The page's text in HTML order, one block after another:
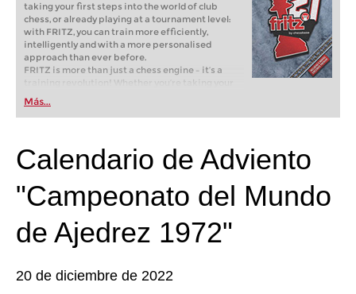
taking your first steps into the world of club
chess, or already playing at a tournament level:
with FRITZ, you can train more efficiently,
intelligently and with a more personalised
approach than ever before.
FRITZ is more than just a chess engine – it’s a
training revolution! Whether you’re taking your
first steps into the world of club chess, or already
playing at a tournament level: with FRITZ, you can
train more efficiently, intelligently and with a
Más...
Calendario de Adviento
"Campeonato del Mundo
de Ajedrez 1972"
20 de diciembre de 2022